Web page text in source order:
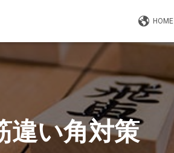
HOME
違い角対策